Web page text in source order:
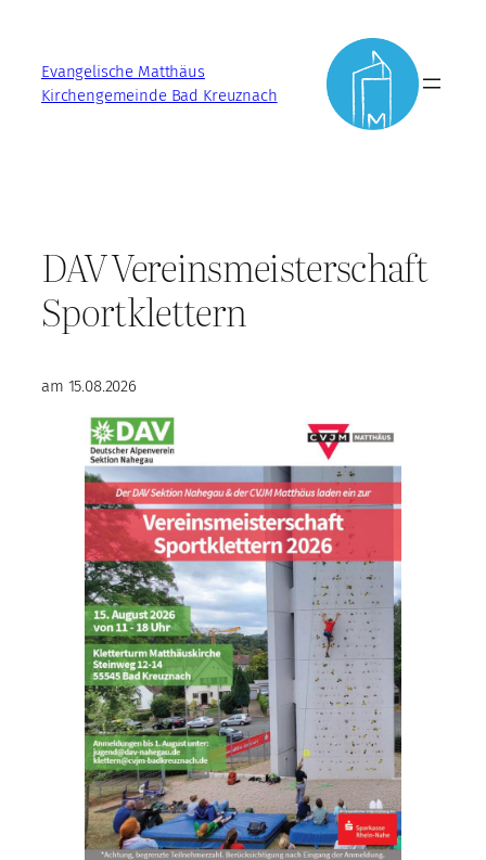
springenEvangelische Matthäus
Kirchengemeinde Bad Kreuznach
DAV Vereinsmeisterschaft
Sportklettern
am 15.08.2026